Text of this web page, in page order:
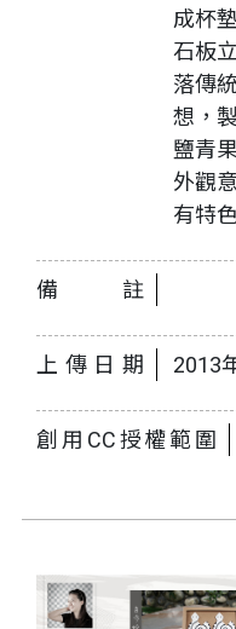
成杯
石板
落傳
想，
鹽青
外觀
有特
備註
上傳日期 2013
創用CC授權範圍